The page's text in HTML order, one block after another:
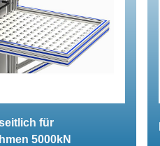
für
5000kN